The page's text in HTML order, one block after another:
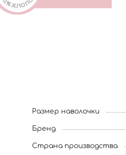
Размер наволочки
Бренд
Страна производства